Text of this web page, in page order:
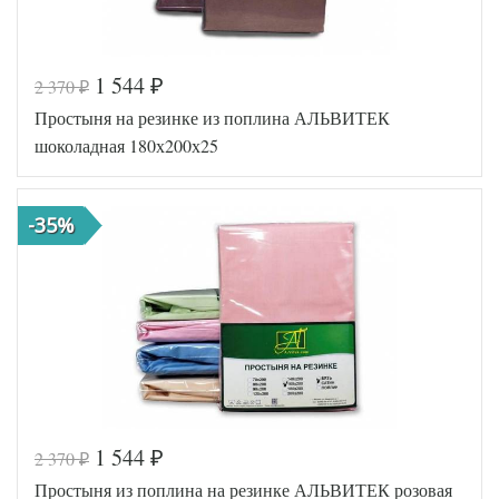
Код товара
545-126
Артикул
AL460704
8017050
Ткань
Поплин
Размер
простыни
180х200
Производитель
Код товара
545-116
AL460704
2 370₽ 1 544 ₽
Простыня на резинке из поплина АЛЬВИТЕК
шоколадная 180х200х25
-35%
2 370₽ 1 544 ₽
Простыня из поплина на резинке АЛЬВИТЕК розовая